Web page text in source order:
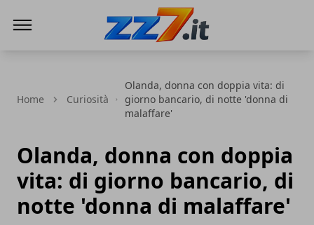
Home Curiosità
Olanda, donna con doppia vita: di
giorno bancario, di notte 'donna di
malaffare'
Olanda, donna con doppia
vita: di giorno bancario, di
notte 'donna di malaffare'